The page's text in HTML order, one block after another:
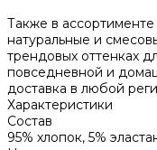
Также в
натуральные и
трендовых оттенках
повседневной и
доставка в любой
Характеристики
Состав
95% хлопок, 5%